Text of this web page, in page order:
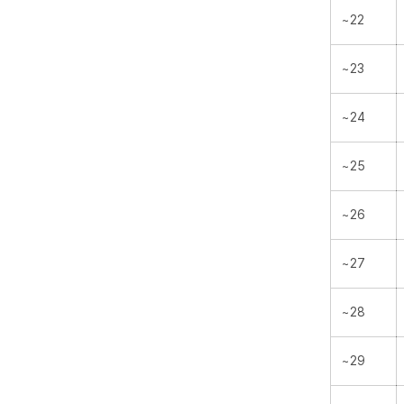
~22
~23
~24
~25
~26
~27
~28
~29